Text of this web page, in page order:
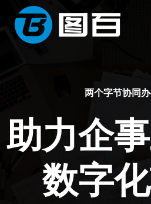
两个字节协同
助力企
数字